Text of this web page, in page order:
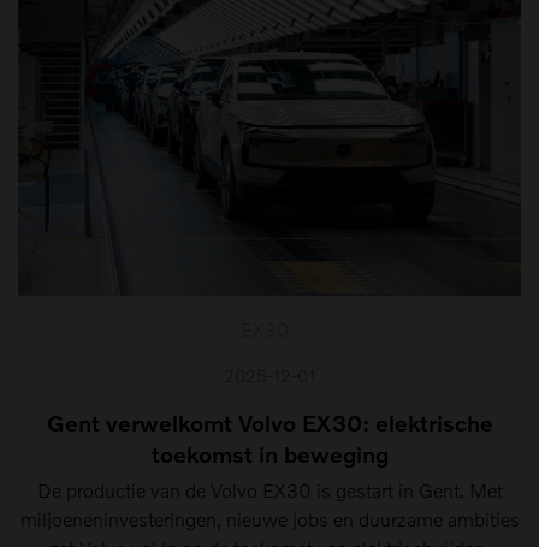
Gent verwelkomt Volvo EX30: elektrische
toekomst in beweging
De productie van de Volvo EX30 is gestart in Gent. Met
miljoeneninvesteringen, nieuwe jobs en duurzame ambities